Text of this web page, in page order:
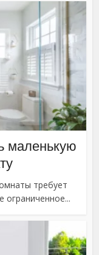
маленькую
требует